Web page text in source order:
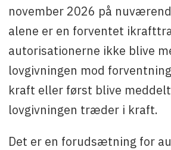
november 2026 på
alene er en forventet
autorisationerne ikke blive
lovgivningen mod
kraft eller først blive
lovgivningen træder i kraft.
Det er en forudsætning for